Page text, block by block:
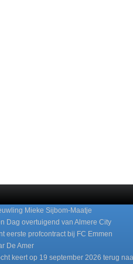
Mieke Sijbom-Maatje
Dag overtuigend van Almere City
eerste profcontract bij FC Emmen
De Amer
keert op 19 september 2026 terug